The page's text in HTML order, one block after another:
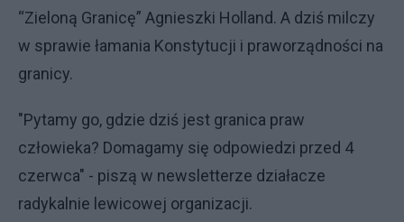
“Zieloną Granicę” Agnieszki Holland. A dziś milczy
w sprawie łamania Konstytucji i praworządności na
granicy.
"Pytamy go, gdzie dziś jest granica praw
człowieka? Domagamy się odpowiedzi przed 4
czerwca" - piszą w newsletterze działacze
radykalnie lewicowej organizacji.